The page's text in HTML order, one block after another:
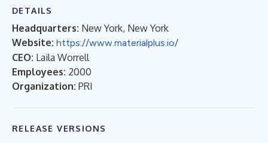
DETAILS
Headquarters: New York, New York
Website: https://www.materialplus.io/
CEO: Laila Worrell
Employees: 2000
Organization: PRI
RELEASE VERSIONS